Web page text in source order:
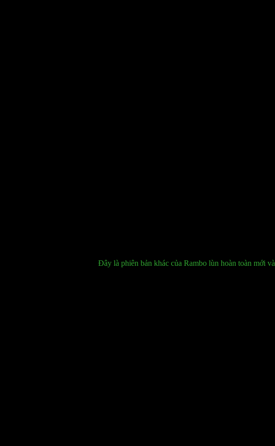
Đây là phiên bản khác của Rambo lùn hoàn toàn mới